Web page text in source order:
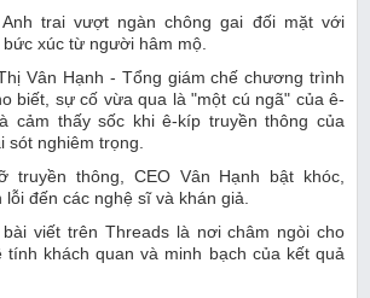
trai vượt ngàn chông gai đối mặt với
xúc từ người hâm mộ.
Vân Hạnh - Tổng giám chế chương trình
biết, sự cố vừa qua là "một cú ngã" của ê-
cảm thấy sốc khi ê-kíp truyền thông của
sót nghiêm trọng.
truyền thông, CEO Vân Hạnh bật khóc,
lỗi đến các nghệ sĩ và khán giả.
viết trên Threads là nơi châm ngòi cho
tính khách quan và minh bạch của kết quả